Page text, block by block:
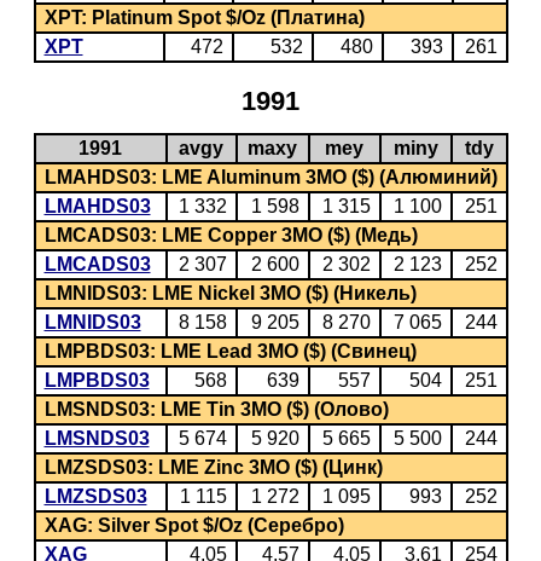
XPT: Platinum Spot $/Oz (Платина)
XPT
472 532 480 393 261
1991
1991 avgy maxy mey miny
tdy
LMAHDS03: LME Aluminum 3MO ($) (Алюминий)
LMAHDS03
1 332 1 598 1 315 1 100
251
LMCADS03: LME Copper 3MO ($) (Медь)
LMCADS03
2 307 2 600 2 302 2 123
252
LMNIDS03: LME Nickel 3MO ($) (Никель)
LMNIDS03
8 158 9 205 8 270 7 065
244
LMPBDS03: LME Lead 3MO ($) (Свинец)
LMPBDS03
568 639 557 504
251
LMSNDS03: LME Tin 3MO ($) (Олово)
LMSNDS03
5 674 5 920 5 665 5 500
244
LMZSDS03: LME Zinc 3MO ($) (Цинк)
LMZSDS03
1 115 1 272 1 095 993
252
XAG: Silver Spot $/Oz (Серебро)
XAG
4,05 4,57 4,05 3,61
254